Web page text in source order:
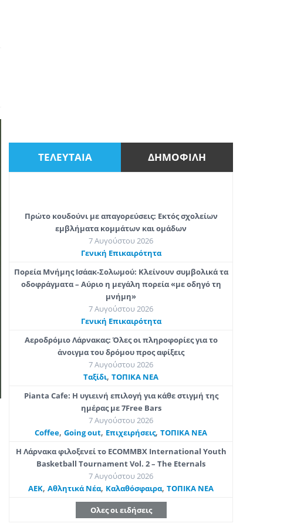
ΤΕΛΕΥΤΑΙΑ ΔΗΜΟΦΙΛΗ
Πρώτο κουδούνι με απαγορεύσεις: Εκτός σχολείων
εμβλήματα κομμάτων και ομάδων
7 Αυγούστου 2026
Γενική Επικαιρότητα
Πορεία Μνήμης Ισάακ-Σολωμού: Κλείνουν συμβολικά τα
οδοφράγματα – Αύριο η μεγάλη πορεία «με οδηγό τη
μνήμη»
7 Αυγούστου 2026
Γενική Επικαιρότητα
Αεροδρόμιο Λάρνακας: Όλες οι πληροφορίες για το
άνοιγμα του δρόμου προς αφίξεις
7 Αυγούστου 2026
Ταξίδι,ΤΟΠΙΚΑ ΝΕΑ
Pianta Cafe: Η υγιεινή επιλογή για κάθε στιγμή της
ημέρας με 7Free Bars
7 Αυγούστου 2026
Coffee,Going out, Επιχειρήσεις,ΤΟΠΙΚΑ ΝΕΑ
Η Λάρνακα φιλοξενεί το ECOMMBX International Youth
Basketball Tournament Vol. 2 – The Eternals
7 Αυγούστου 2026
ΑΕΚ,Αθλητικά Νέα, Καλαθόσφαιρα,ΤΟΠΙΚΑ ΝΕΑ
Ολες οι ειδήσεις